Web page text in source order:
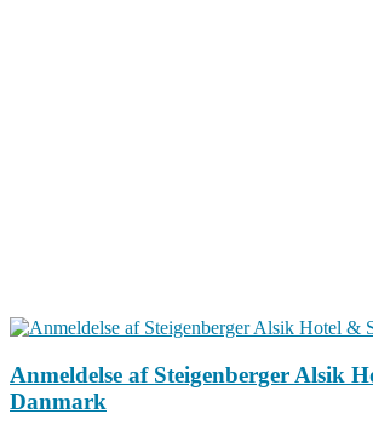
Anmeldelse af Steigenberger Alsik
Danmark